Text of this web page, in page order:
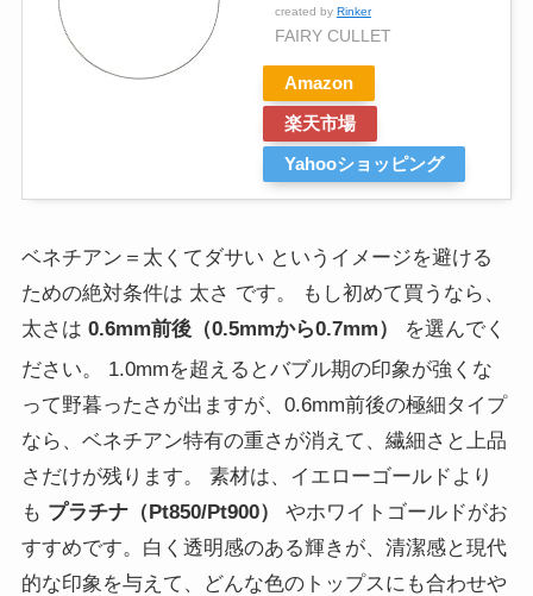
created by Rinker
FAIRY CULLET
Amazon
楽天市場
Yahooショッピング
ベネチアン＝太くてダサい というイメージを避ける
ための絶対条件は 太さ です。 もし初めて買うなら、
太さは 0.6mm前後（0.5mmから0.7mm）
を選んでく
ださい。
1.0mmを超えるとバブル期の印象が強くな
って野暮ったさが出ますが、0.6mm前後の極細タイプ
なら、ベネチアン特有の重さが消えて、繊細さと上品
さだけが残ります。 素材は、イエローゴールドより
も プラチナ（Pt850/Pt900）
やホワイトゴールドがお
すすめです。白く透明感のある輝きが、清潔感と現代
的な印象を与えて、どんな色のトップスにも合わせや